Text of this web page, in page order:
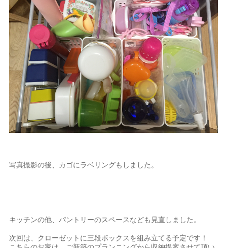
写真撮影の後、カゴにラベリングもしました。
キッチンの他、パントリーのスペースなども見直しました。
次回は、クローゼットに三段ボックスを組み立てる予定です！